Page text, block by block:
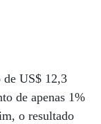
de US$ 12,3
de apenas 1%
o resultado